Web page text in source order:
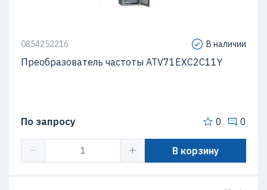
0854252216 В наличии
Преобразователь частоты ATV71EXC2C11Y
По запросу 0 0
В корзину